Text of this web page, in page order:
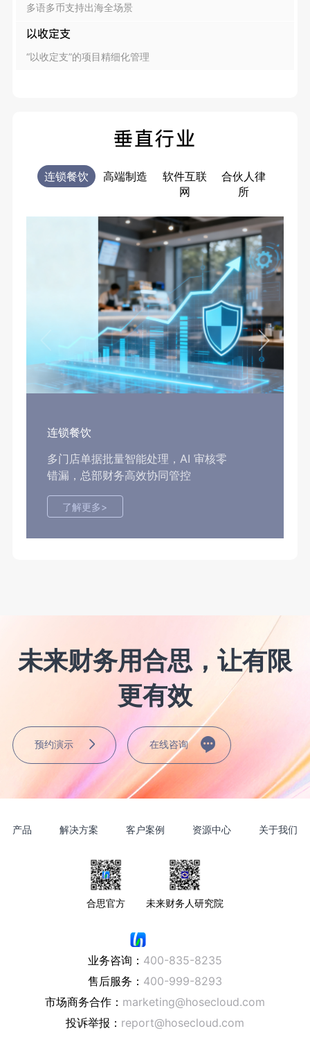
多语多币支持出海全场景
以收定支
“以收定支”的项目精细化管理
垂直行业
连锁餐饮 高端制造
软件互联
网
合伙人律
所
连锁餐饮
多门店单据批量智能处理，AI 审核零
错漏，总部财务高效协同管控
了解更多>
未来财务用合思，让有限
更有效
预约演示 在线咨询
产品 解决方案 客户案例 资源中心 关于我们
合思官方 未来财务人研究院
业务咨询： 400-835-8235
售后服务： 400-999-8293
市场商务合作： marketing@hosecloud.com
投诉举报： report@hosecloud.com